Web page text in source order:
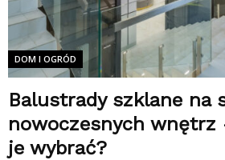
DOM I OGRÓD
Balustrady szklane na
nowoczesnych wnętrz
je wybrać?